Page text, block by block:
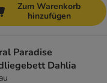
Zum Warenkorb
hinzufügen
Paradise
Dahlia